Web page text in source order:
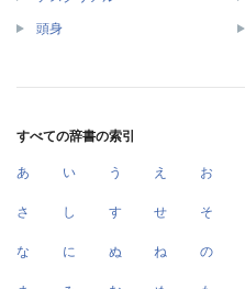
頭身
すべての辞書の索引
あ い う え お
さ し す せ そ
な に ぬ ね の